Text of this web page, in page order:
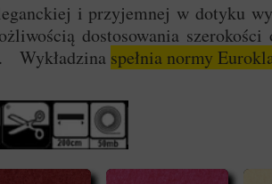
i przyjemnej w dotyku
dostosowania
Wykładzina spełnia normy